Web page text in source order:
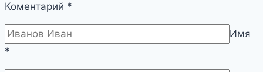
Коментарий *
Имя
*